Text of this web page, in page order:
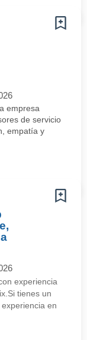
empresa
de servicio
empatía y
experiencia
tienes un
en